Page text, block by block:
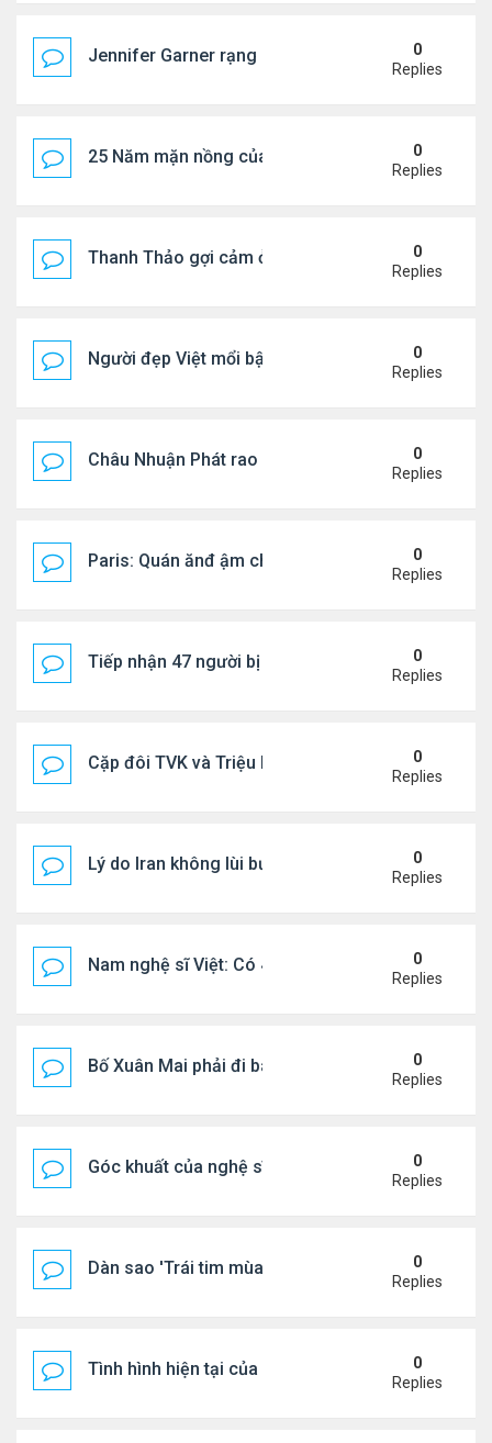
Jennifer Garner rạng rỡ bên bạn trai kém 6 tuổi
0
Replies
25 Năm mặn nồng của 'Điệp viên 007'
0
Replies
Thanh Thảo gợi cảm ở tuổi 49
0
Replies
Người đẹp Việt mổi bật giữa dàn sao châu Á
0
Replies
Châu Nhuận Phát rao bán tài sản
0
Replies
Paris: Quán ănđ ậm chất Việt đông kín khách chờ
0
Replies
Tiếp nhận 47 người bị Mỹ trục xuất, Công an
0
Replies
Cặp đôi TVK và Triệu Mẫn được yêu thích nhất
0
Replies
Lý do Iran không lùi bước trước lời đe dọa của
0
Replies
Nam nghệ sĩ Việt: Có 4 nhà ở Pháp, sống gần
0
Replies
Bố Xuân Mai phải đi bán cơm ở Mỹ
0
Replies
Góc khuất của nghệ sĩ Hoài Tâm
0
Replies
Dàn sao 'Trái tim mùa thu' sau 26 năm
0
Replies
Tình hình hiện tại của Quang Lê
0
Replies